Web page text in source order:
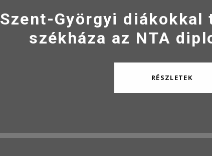
Szent-Györgyi diákokkal
székháza az NTA
RÉSZLETEK